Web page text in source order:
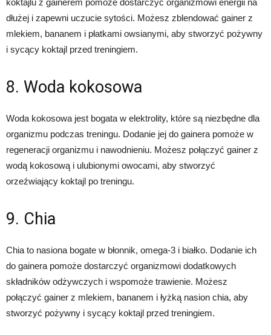
koktajlu z gainerem pomoże dostarczyć organizmowi energii na
dłużej i zapewni uczucie sytości. Możesz zblendować gainer z
mlekiem, bananem i płatkami owsianymi, aby stworzyć pożywny
i sycący koktajl przed treningiem.
8. Woda kokosowa
Woda kokosowa jest bogata w elektrolity, które są niezbędne dla
organizmu podczas treningu. Dodanie jej do gainera pomoże w
regeneracji organizmu i nawodnieniu. Możesz połączyć gainer z
wodą kokosową i ulubionymi owocami, aby stworzyć
orzeźwiający koktajl po treningu.
9. Chia
Chia to nasiona bogate w błonnik, omega-3 i białko. Dodanie ich
do gainera pomoże dostarczyć organizmowi dodatkowych
składników odżywczych i wspomoże trawienie. Możesz
połączyć gainer z mlekiem, bananem i łyżką nasion chia, aby
stworzyć pożywny i sycący koktajl przed treningiem.